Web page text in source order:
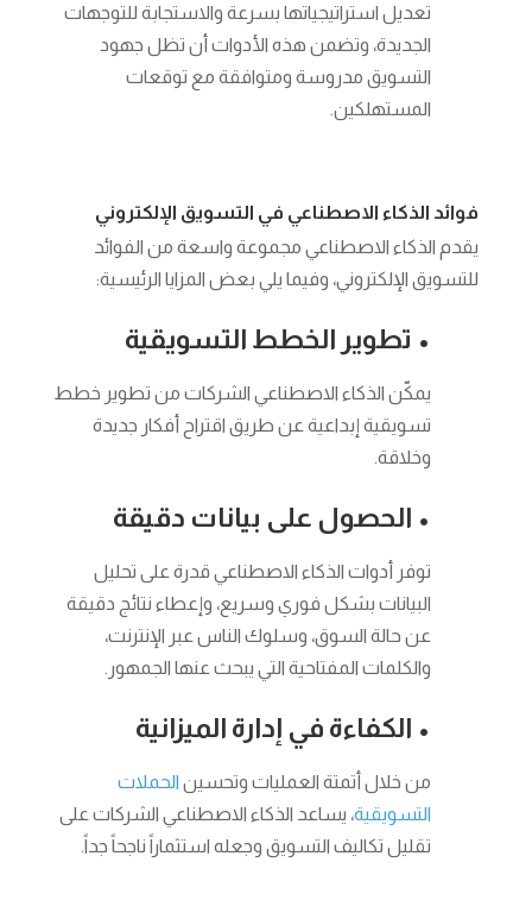
تعديل استراتيجياتها بسرعة والاستجابة للتوجهات
الجديدة، وتضمن هذه الأدوات أن تظل جهود
التسويق مدروسة ومتوافقة مع توقعات
المستهلكين.
فوائد الذكاء الاصطناعي في التسويق الإلكتروني
يقدم الذكاء الاصطناعي مجموعة واسعة من الفوائد
للتسويق الإلكتروني، وفيما يلي بعض المزايا الرئيسية:
• تطوير الخطط التسويقية
يمكّن الذكاء الاصطناعي الشركات من تطوير خطط
تسويقية إبداعية عن طريق اقتراح أفكار جديدة
وخلاقة.
• الحصول على بيانات دقيقة
توفر أدوات الذكاء الاصطناعي قدرة على تحليل
البيانات بشكل فوري وسريع، وإعطاء نتائج دقيقة
عن حالة السوق، وسلوك الناس عبر الإنترنت،
والكلمات المفتاحية التي يبحث عنها الجمهور.
• الكفاءة في إدارة الميزانية
من خلال أتمتة العمليات وتحسين الحملات
التسويقية، يساعد الذكاء الاصطناعي الشركات على
تقليل تكاليف التسويق وجعله استثماراً ناجحاً جداً.